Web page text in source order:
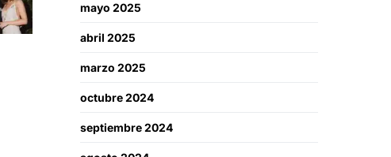
mayo 2025
abril 2025
marzo 2025
octubre 2024
septiembre 2024